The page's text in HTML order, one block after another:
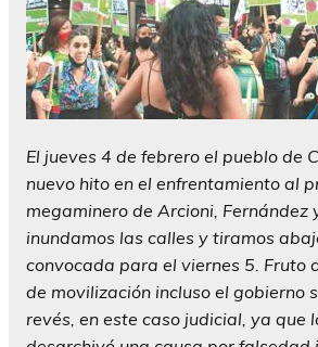
El jueves 4 de febrero el pueblo de
nuevo hito en el enfrentamiento al
megaminero de Arcioni, Fernández
inundamos las calles y tiramos
convocada para el viernes 5. Fruto
de movilización incluso el gobierno
revés, en este caso judicial, ya que